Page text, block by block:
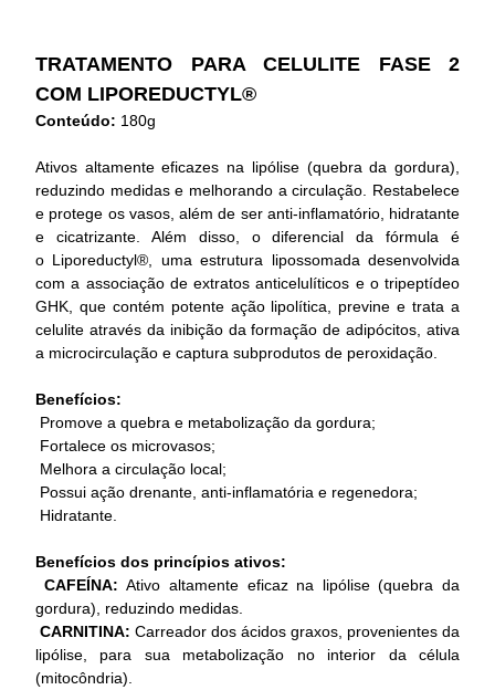
TRATAMENTO PARA CELULITE FASE 2
COM LIPOREDUCTYL®
Conteúdo: 180g
Ativos altamente eficazes na lipólise (quebra da gordura),
reduzindo medidas e melhorando a circulação. Restabelece
e protege os vasos, além de ser anti-inflamatório, hidratante
e cicatrizante. Além disso, o diferencial da fórmula é
o Liporeductyl®, uma estrutura lipossomada desenvolvida
com a associação de extratos anticelulíticos e o tripeptídeo
GHK, que contém potente ação lipolítica, previne e trata a
celulite através da inibição da formação de adipócitos, ativa
a microcirculação e captura subprodutos de peroxidação.
Benefícios:
Promove a quebra e metabolização da gordura;
Fortalece os microvasos;
Melhora a circulação local;
Possui ação drenante, anti-inflamatória e regenedora;
Hidratante.
Benefícios dos princípios ativos:
CAFEÍNA:Ativo altamente eficaz na lipólise (quebra da
gordura), reduzindo medidas.
CARNITINA: Carreador dos ácidos graxos, provenientes da
lipólise, para sua metabolização no interior da célula
(mitocôndria).